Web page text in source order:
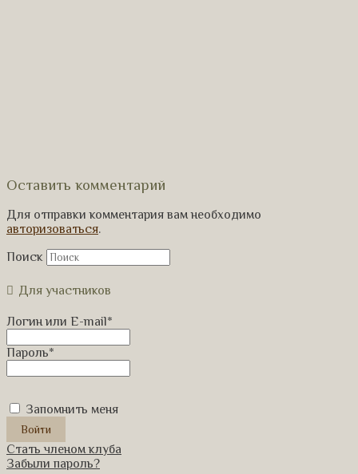
Оставить комментарий
Для отправки комментария вам необходимо
авторизоваться.
Поиск
Для участников
Логин или E-mail*
Пароль*
Запомнить меня
Стать членом клуба
Забыли пароль?